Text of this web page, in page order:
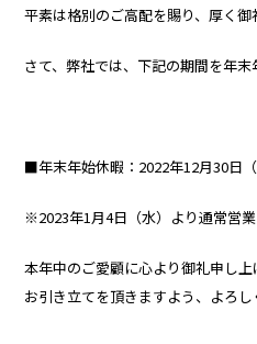
平素は格別のご高配を賜り、厚く御
さて、弊社では、下記の期間を年末
■年末年始休暇：2022年12月30日（
※2023年1月4日（水）より通常営業
本年中のご愛顧に心より御礼申し
お引き立てを頂きますよう、よろし